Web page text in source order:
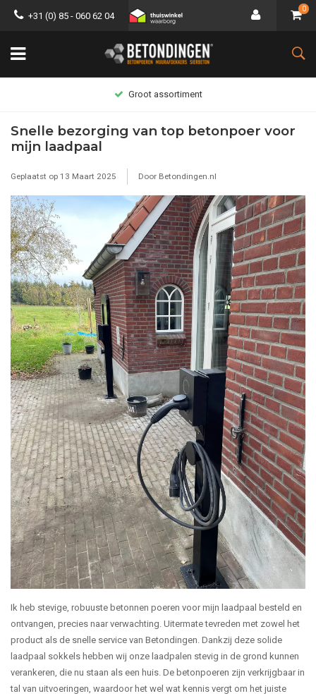
+31 (0) 85 - 060 62 04
0
Groot assortiment
Snelle bezorging van top betonpoer voor
mijn laadpaal
Geplaatst op 13 Maart 2025 Door Betondingen.nl
Ik heb stevige, robuuste betonnen poeren voor mijn laadpaal besteld en
ontvangen, precies naar verwachting. Uitermate tevreden met zowel het
product als de snelle service van Betondingen. Dankzij deze solide
laadpaal sokkels hebben wij onze laadpalen stevig in de grond kunnen
verankeren, die nu staan als een huis. De betonpoeren zijn verkrijgbaar in
tal van uitvoeringen, waardoor het wel wat kennis vergt om het juiste